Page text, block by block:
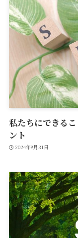
私たちにできる
ント
2024年8月31日